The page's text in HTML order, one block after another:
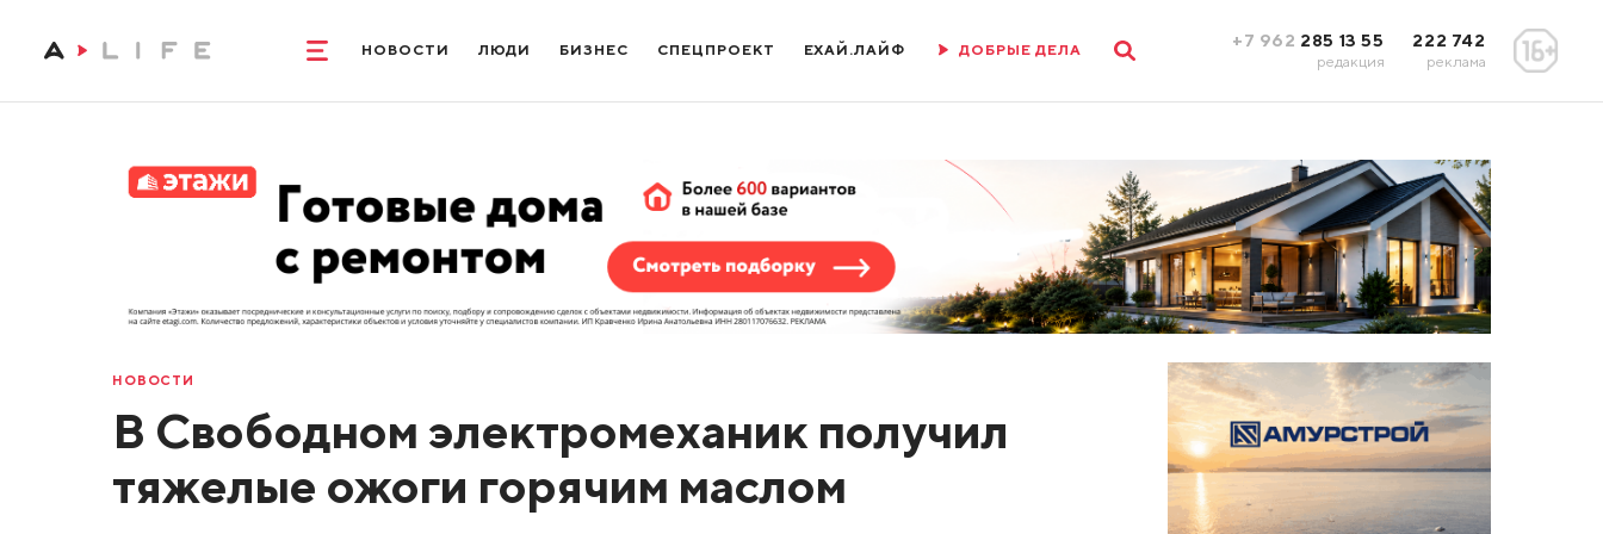
НОВОСТИ ЛЮДИ БИЗНЕС СПЕЦПРОЕКТ ЕХАЙ.ЛАЙФ ДОБРЫЕ ДЕЛА +7 962 285 13 55
редакция
222 742
реклама
НОВОСТИ
В Свободном электромеханик получил
тяжелые ожоги горячим маслом